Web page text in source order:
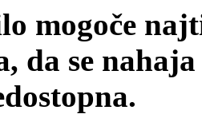
mogoče
da se